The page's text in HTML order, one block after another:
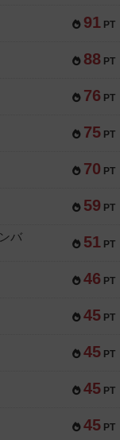
91 PT
88 PT
76 PT
75 PT
70 PT
59 PT
51 PT
バ
46 PT
45 PT
45 PT
45 PT
45 PT